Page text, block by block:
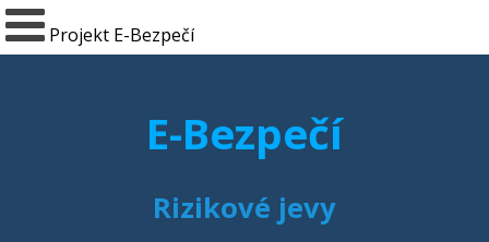
Projekt E-Bezpečí
E-Bezpečí
Rizikové jevy